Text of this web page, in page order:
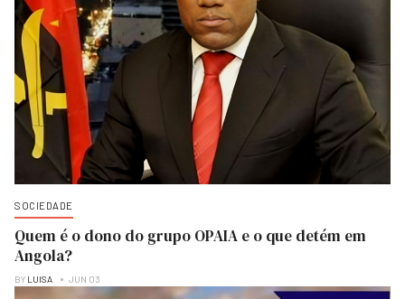
SOCIEDADE
Quem é o dono do grupo OPAIA e o que detém em
Angola?
BY LUISA JUN 03